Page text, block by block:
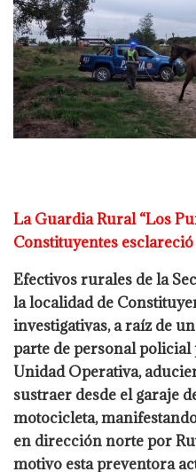
La Guardia Rural “Los
Constituyentes
Efectivos rurales de la
la localidad de
investigativas, a raíz de
parte de personalpolicial
Unidad Operativa,
sustraer desde el garaje
motocicleta,
en dirección norte por
motivo esta preventora